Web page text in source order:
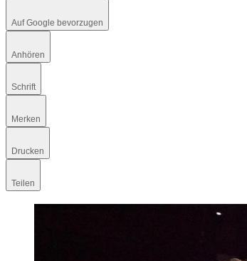
Auf Google bevorzugen
Anhören
Schrift
Merken
Drucken
Teilen